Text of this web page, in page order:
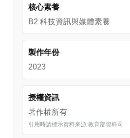
核心素養
B2 科技資訊與媒體素養
製作年份
2023
授權資訊
著作權所有
引用時請標示資料來源:教育部資科司